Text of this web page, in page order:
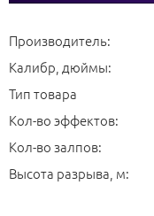
Производитель:
Калибр, дюймы:
Тип товара
Кол-во эффектов:
Кол-во залпов:
Высота разрыва, м: